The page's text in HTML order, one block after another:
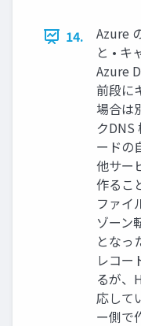
14.
Azure
と • キ
Azure
前段に
場合は
クDNS
ードの
他サー
作るこ
ファイ
ゾーン
となっ
レコー
るが、
応して
ー側で